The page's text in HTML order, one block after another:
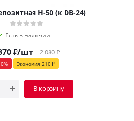
Н-50 (к DB-24)
Есть в наличии
₽/шт 2 080₽
% Экономия 210 ₽
В корзину